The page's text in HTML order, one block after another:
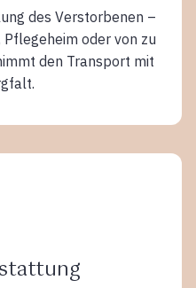
des Verstorbenen –
oder von zu
den Transport mit